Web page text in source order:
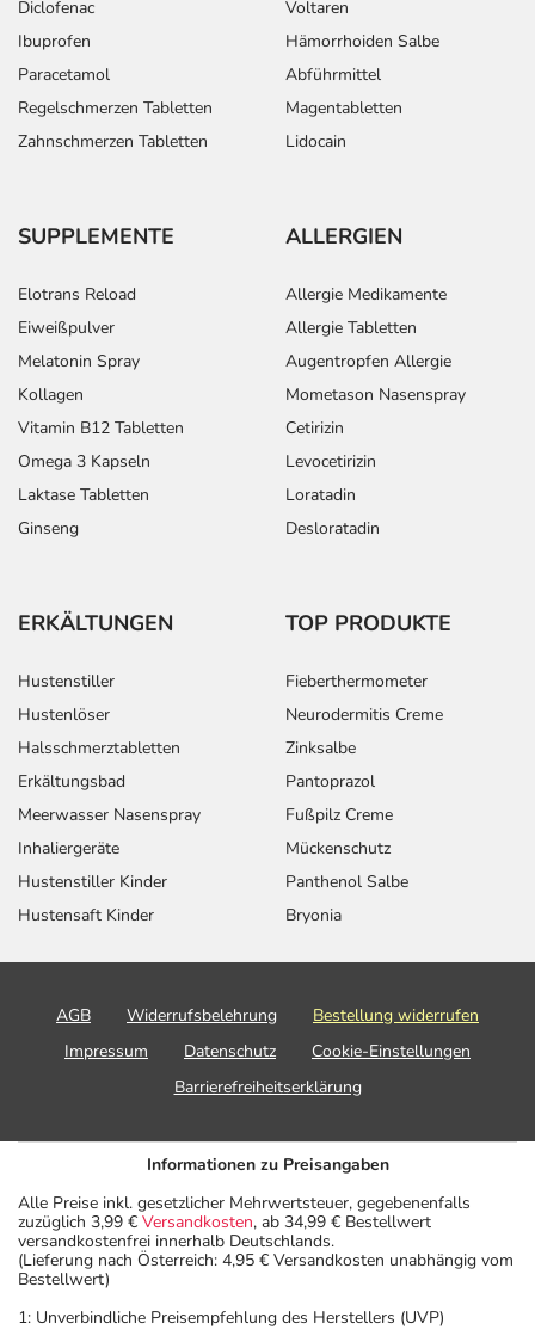
Diclofenac
Ibuprofen
Paracetamol
Regelschmerzen Tabletten
Zahnschmerzen Tabletten
Voltaren
Hämorrhoiden Salbe
Abführmittel
Magentabletten
Lidocain
SUPPLEMENTE
Elotrans Reload
Eiweißpulver
Melatonin Spray
Kollagen
Vitamin B12 Tabletten
Omega 3 Kapseln
Laktase Tabletten
Ginseng
ALLERGIEN
Allergie Medikamente
Allergie Tabletten
Augentropfen Allergie
Mometason Nasenspray
Cetirizin
Levocetirizin
Loratadin
Desloratadin
ERKÄLTUNGEN
Hustenstiller
Hustenlöser
Halsschmerztabletten
Erkältungsbad
Meerwasser Nasenspray
Inhaliergeräte
Hustenstiller Kinder
Hustensaft Kinder
TOP PRODUKTE
Fieberthermometer
Neurodermitis Creme
Zinksalbe
Pantoprazol
Fußpilz Creme
Mückenschutz
Panthenol Salbe
Bryonia
AGB Widerrufsbelehrung
Bestellung widerrufen
Impressum
Datenschutz
Cookie-Einstellungen
Barrierefreiheitserklärung
Informationen zu Preisangaben
Alle Preise inkl. gesetzlicher Mehrwertsteuer, gegebenenfalls
zuzüglich 3,99 € Versandkosten, ab 34,99 € Bestellwert
versandkostenfrei innerhalb Deutschlands.
(Lieferung nach Österreich: 4,95 € Versandkosten unabhängig vom
Bestellwert)
1: Unverbindliche Preisempfehlung des Herstellers (UVP)